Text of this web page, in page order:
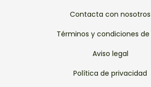
Contacta con nosotros
Términos y condiciones de
Aviso legal
Política de privacidad